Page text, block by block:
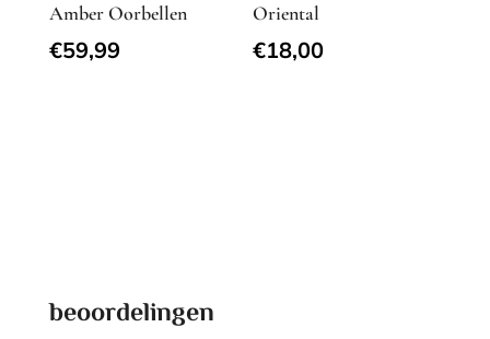
Amber Oorbellen
€59,99
Oriental
€18,00
beoordelingen